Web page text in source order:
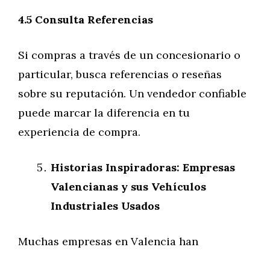
4.5 Consulta Referencias
Si compras a través de un concesionario o
particular, busca referencias o reseñas
sobre su reputación. Un vendedor confiable
puede marcar la diferencia en tu
experiencia de compra.
Historias Inspiradoras: Empresas
Valencianas y sus Vehículos
Industriales Usados
Muchas empresas en Valencia han